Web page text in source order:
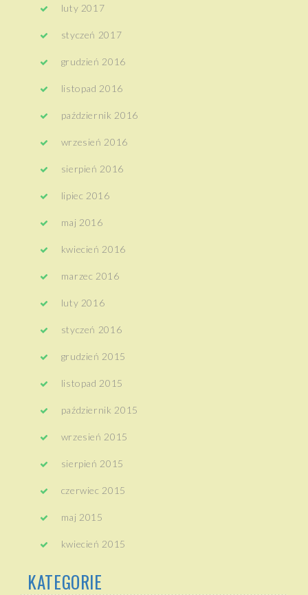
luty 2017
styczeń 2017
grudzień 2016
listopad 2016
październik 2016
wrzesień 2016
sierpień 2016
lipiec 2016
maj 2016
kwiecień 2016
marzec 2016
luty 2016
styczeń 2016
grudzień 2015
listopad 2015
październik 2015
wrzesień 2015
sierpień 2015
czerwiec 2015
maj 2015
kwiecień 2015
KATEGORIE